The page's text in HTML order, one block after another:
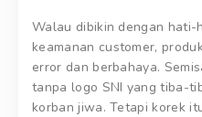
Walau dibikin dengan hati-
keamanan customer,
error dan berbahaya.
tanpa logo SNI yang tiba-
korban jiwa. Tetapi korek